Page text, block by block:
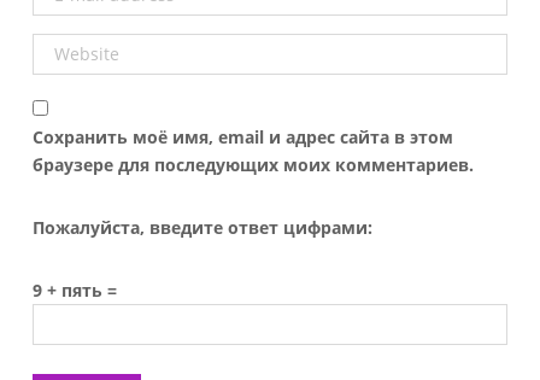
Сохранить моё имя, email и адрес сайта в этом
браузере для последующих моих комментариев.
Пожалуйста, введите ответ цифрами:
9 + пять =